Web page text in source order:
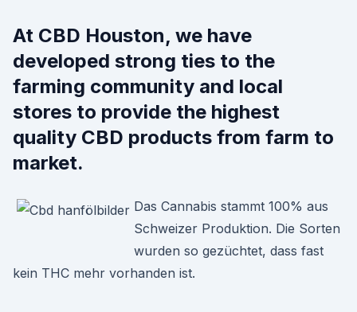
At CBD Houston, we have
developed strong ties to the
farming community and local
stores to provide the highest
quality CBD products from farm to
market.
Das Cannabis stammt 100% aus
Schweizer Produktion. Die Sorten
wurden so gezüchtet, dass fast
kein THC mehr vorhanden ist.